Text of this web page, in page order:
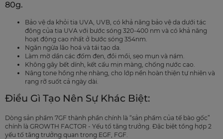
80g.
Bảo vệ da khỏi tia UVA, UVB, có khả năng bảo vệ da dưới tác
động của tia UVA với bước sóng 320-400 nm và có khả năng
hoạt động cao nhất ở bước sóng 354nm.
Ngăn ngừa lão hoá và tái tạo da.
Làm mờ dần các đốm đen, đồi mồi, sẹo mụn và nám.
Không gây bết dính, kết cấu mịn màng, chống nước cao.
Nâng tone hồng nhẹ nhàng, cho lớp nền hoàn thiện tự nhiên và
rạng rỡ suốt cả ngày dài.
Điều Gì Tạo Nên Sự Khác Biệt:
Dòng sản phẩm 7GF thành phần chính là “sản phẩm của tế bào gốc”
chính là GROWTH FACTOR - Yếu tố tăng trưởng. Đặc biệt tổng hợp 2
yếu tố tăng trưởng quan trọng EGF, FGF.